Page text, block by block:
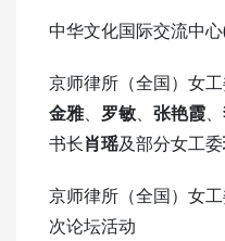
中华文化国际交流中
京师律所（全国）女
金雅、 罗敏、 张艳霞、
书长肖瑶及部分女工委
京师律所（全国）女
次论坛活动